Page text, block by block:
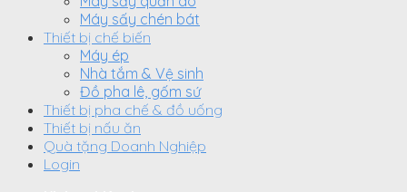
Máy sấy chén bát
Thiết bị chế biến
Máy ép
Nhà tắm & Vệ sinh
Đồ pha lê, gốm sứ
Thiết bị pha chế & đồ uống
Thiết bị nấu ăn
Quà tặng Doanh Nghiệp
Login